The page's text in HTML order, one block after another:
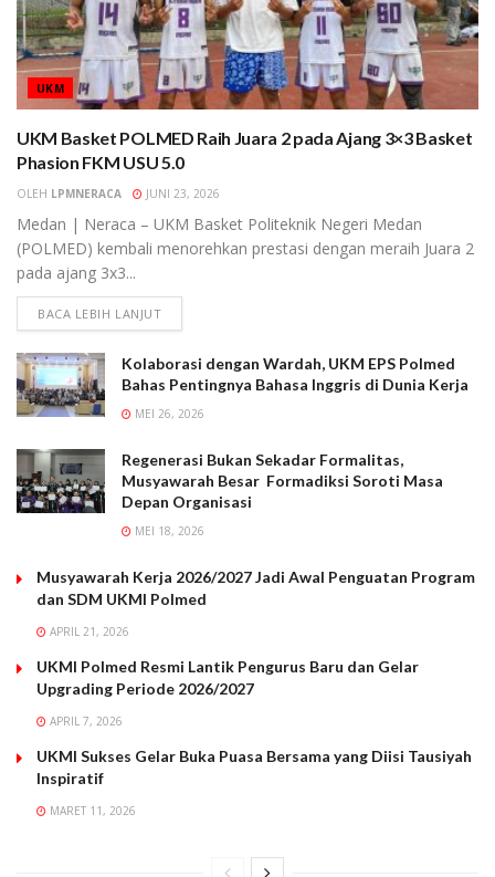
UKM
UKM Basket POLMED Raih Juara 2 pada Ajang 3×3 Basket
Phasion FKM USU 5.0
OLEH LPMNERACA JUNI 23, 2026
Medan | Neraca – UKM Basket Politeknik Negeri Medan
(POLMED) kembali menorehkan prestasi dengan meraih Juara 2
pada ajang 3x3...
BACA LEBIH LANJUT
Kolaborasi dengan Wardah, UKM EPS Polmed
Bahas Pentingnya Bahasa Inggris di Dunia Kerja
MEI 26, 2026
Regenerasi Bukan Sekadar Formalitas,
Musyawarah Besar Formadiksi Soroti Masa
Depan Organisasi
MEI 18, 2026
Musyawarah Kerja 2026/2027 Jadi Awal Penguatan Program
dan SDM UKMI Polmed
APRIL 21, 2026
UKMI Polmed Resmi Lantik Pengurus Baru dan Gelar
Upgrading Periode 2026/2027
APRIL 7, 2026
UKMI Sukses Gelar Buka Puasa Bersama yang Diisi Tausiyah
Inspiratif
MARET 11, 2026